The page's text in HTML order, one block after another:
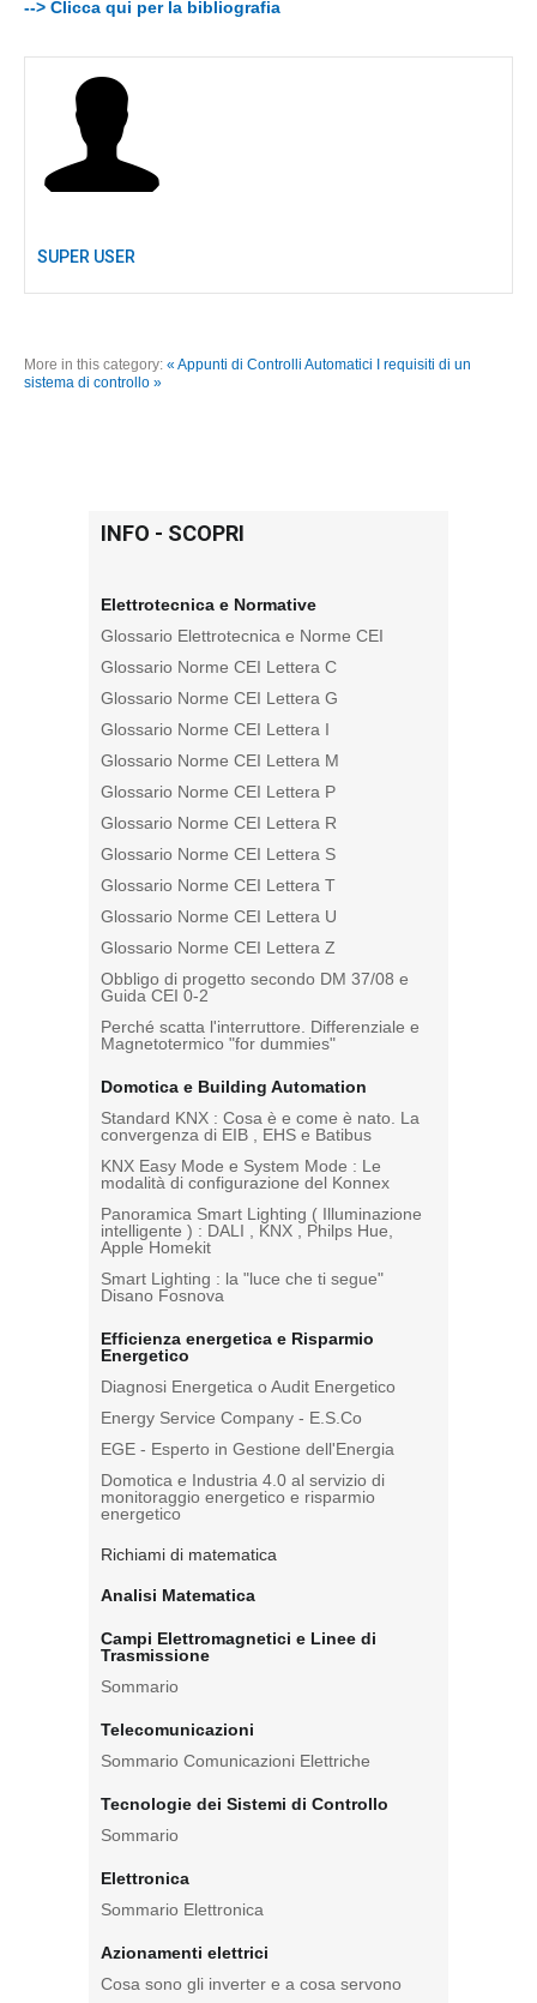
--> Clicca qui per la bibliografia
SUPER USER
More in this category: « Appunti di Controlli Automatici
I requisiti di un
sistema di controllo »
INFO - SCOPRI
Elettrotecnica e Normative
Glossario Elettrotecnica e Norme CEI
Glossario Norme CEI Lettera C
Glossario Norme CEI Lettera G
Glossario Norme CEI Lettera I
Glossario Norme CEI Lettera M
Glossario Norme CEI Lettera P
Glossario Norme CEI Lettera R
Glossario Norme CEI Lettera S
Glossario Norme CEI Lettera T
Glossario Norme CEI Lettera U
Glossario Norme CEI Lettera Z
Obbligo di progetto secondo DM 37/08 e
Guida CEI 0-2
Perché scatta l'interruttore. Differenziale e
Magnetotermico "for dummies"
Domotica e Building Automation
Standard KNX : Cosa è e come è nato. La
convergenza di EIB , EHS e Batibus
KNX Easy Mode e System Mode : Le
modalità di configurazione del Konnex
Panoramica Smart Lighting ( Illuminazione
intelligente ) : DALI , KNX , Philps Hue,
Apple Homekit
Smart Lighting : la "luce che ti segue"
Disano Fosnova
Efficienza energetica e Risparmio
Energetico
Diagnosi Energetica o Audit Energetico
Energy Service Company - E.S.Co
EGE - Esperto in Gestione dell'Energia
Domotica e Industria 4.0 al servizio di
monitoraggio energetico e risparmio
energetico
Richiami di matematica
Analisi Matematica
Campi Elettromagnetici e Linee di
Trasmissione
Sommario
Telecomunicazioni
Sommario Comunicazioni Elettriche
Tecnologie dei Sistemi di Controllo
Sommario
Elettronica
Sommario Elettronica
Azionamenti elettrici
Cosa sono gli inverter e a cosa servono